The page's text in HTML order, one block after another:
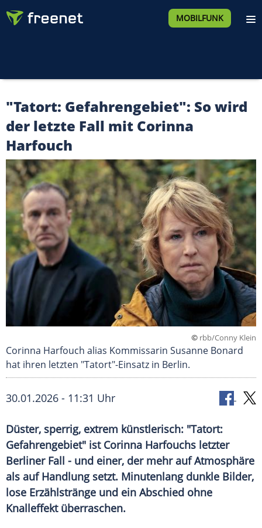
MOBILFUNK
"Tatort: Gefahrengebiet": So wird
der letzte Fall mit Corinna
Harfouch
© rbb/Conny Klein
Corinna Harfouch alias Kommissarin Susanne Bonard
hat ihren letzten "Tatort"-Einsatz in Berlin.
30.01.2026 - 11:31 Uhr
Düster, sperrig, extrem künstlerisch: "Tatort:
Gefahrengebiet" ist Corinna Harfouchs letzter
Berliner Fall - und einer, der mehr auf Atmosphäre
als auf Handlung setzt. Minutenlang dunkle Bilder,
lose Erzählstränge und ein Abschied ohne
Knalleffekt überraschen.